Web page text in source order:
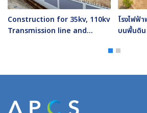
Construction for 35kv, 110kv
Transmission line and
โรงไฟฟ้
บนพื้นดิน